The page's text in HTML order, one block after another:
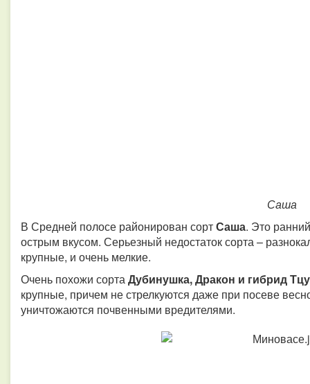
Саша
В Средней полосе районирован сортСаша. Это
острым вкусом. Серьезный недостаток сорта –
крупные, и очень мелкие.
Очень похожи сортаДубинушка, Дракон и гибрид
крупные, причем не стрелкуются даже при посеве
уничтожаются почвенными вредителями.